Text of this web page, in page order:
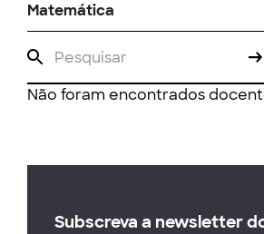
Matemática
Não foram encontrados
Subscreva a newsletter